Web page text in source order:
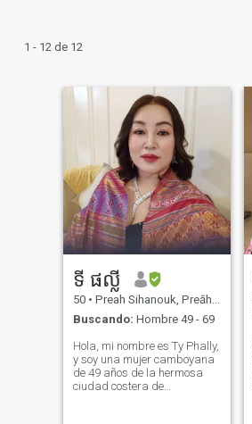
1 - 12 de 12
ទី ផល្លី
50 • Preah Sihanouk, Preăh Seihânŭ, Cambolla
Buscando: Hombre 49 - 69
Hola, mi nombre es Ty Phally,
y soy una mujer camboyana
de 49 años de la hermosa
ciudad costera de